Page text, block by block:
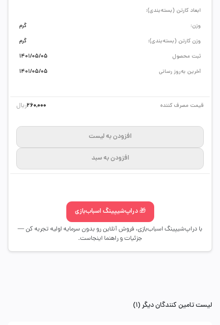
ابعاد کارتن (بسته‌بندی):
وزن:
گرم
وزن کارتن (بسته‌بندی):
گرم
ثبت محصول
1401/05/05
آخرین به‌روز رسانی
1401/05/05
قیمت مصرف کننده 260,000ریال
افزودن به لیست
افزودن به سبد
🎁 دراپ‌شیپینگ اسباب‌بازی
با دراپ‌شیپینگ اسباب‌بازی، فروش آنلاین رو بدون سرمایه اولیه تجربه کن —
جزئیات و راهنما اینجاست.
لیست تامین کنندگان دیگر (1)